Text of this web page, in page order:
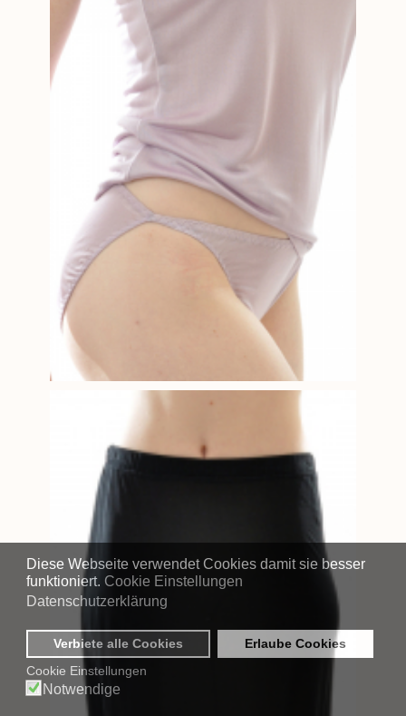
Diese Webseite verwendet Cookies damit sie besser
funktioniert. Cookie Einstellungen
Datenschutzerklärung
Verbiete alle Cookies
Erlaube Cookies
Cookie Einstellungen
Notwendige